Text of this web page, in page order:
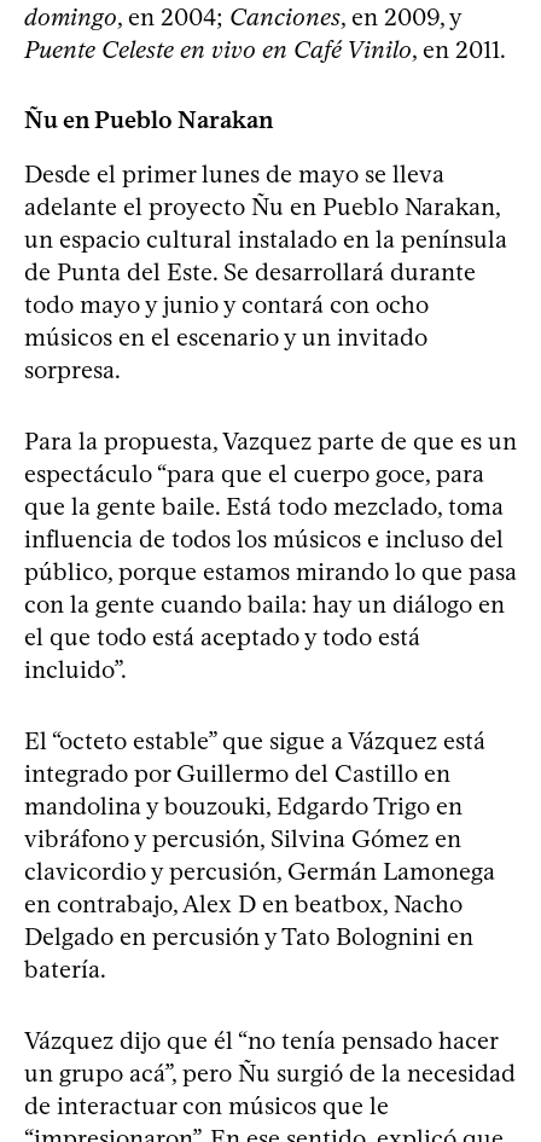
domingo, en 2004; Canciones, en 2009, y
Puente Celeste en vivo en Café Vinilo, en 2011.
Ñu en Pueblo Narakan
Desde el primer lunes de mayo se lleva
adelante el proyecto Ñu en Pueblo Narakan,
un espacio cultural instalado en la península
de Punta del Este. Se desarrollará durante
todo mayo y junio y contará con ocho
músicos en el escenario y un invitado
sorpresa.
Para la propuesta, Vazquez parte de que es un
espectáculo “para que el cuerpo goce, para
que la gente baile. Está todo mezclado, toma
influencia de todos los músicos e incluso del
público, porque estamos mirando lo que pasa
con la gente cuando baila: hay un diálogo en
el que todo está aceptado y todo está
incluido”.
El “octeto estable” que sigue a Vázquez está
integrado por Guillermo del Castillo en
mandolina y bouzouki, Edgardo Trigo en
vibráfono y percusión, Silvina Gómez en
clavicordio y percusión, Germán Lamonega
en contrabajo, Alex D en beatbox, Nacho
Delgado en percusión y Tato Bolognini en
batería.
Vázquez dijo que él “no tenía pensado hacer
un grupo acá”, pero Ñu surgió de la necesidad
de interactuar con músicos que le